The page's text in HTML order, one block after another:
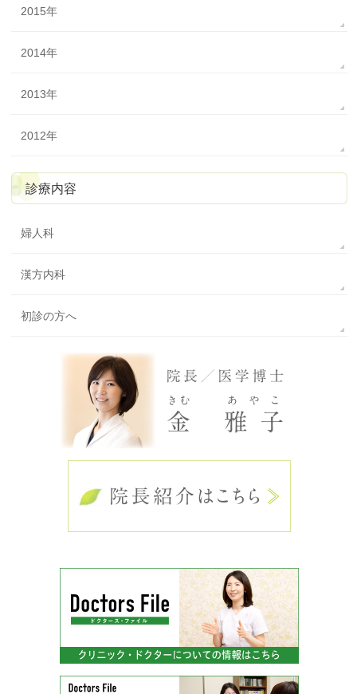
2015年
2014年
2013年
2012年
診療内容
婦人科
漢方内科
初診の方へ